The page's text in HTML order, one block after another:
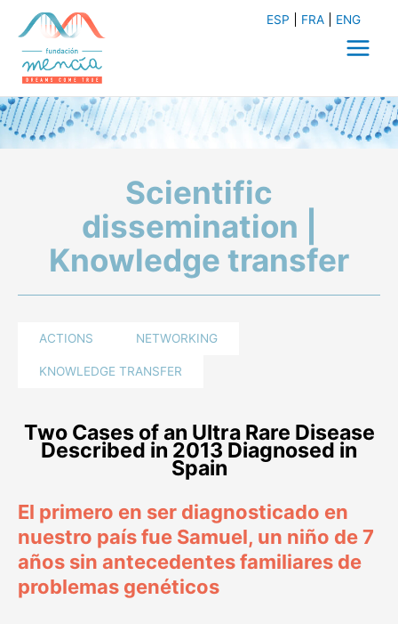
content
ESP FRA ENG
Main
Menu
Scientific
dissemination |
Knowledge transfer
ACTIONS NETWORKING
KNOWLEDGE TRANSFER
Two Cases of an Ultra Rare Disease
Described in 2013 Diagnosed in
Spain
El primero en ser diagnosticado en
nuestro país fue Samuel, un niño de 7
años sin antecedentes familiares de
problemas genéticos